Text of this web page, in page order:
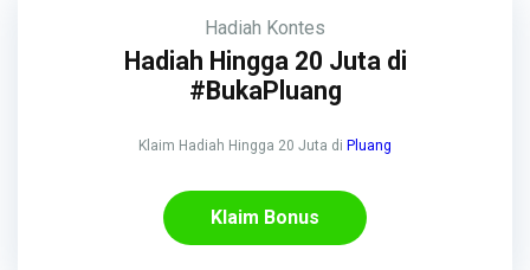
Hadiah Kontes
Hadiah Hingga 20 Juta di
#BukaPluang
Klaim Hadiah Hingga 20 Juta di Pluang
Klaim Bonus